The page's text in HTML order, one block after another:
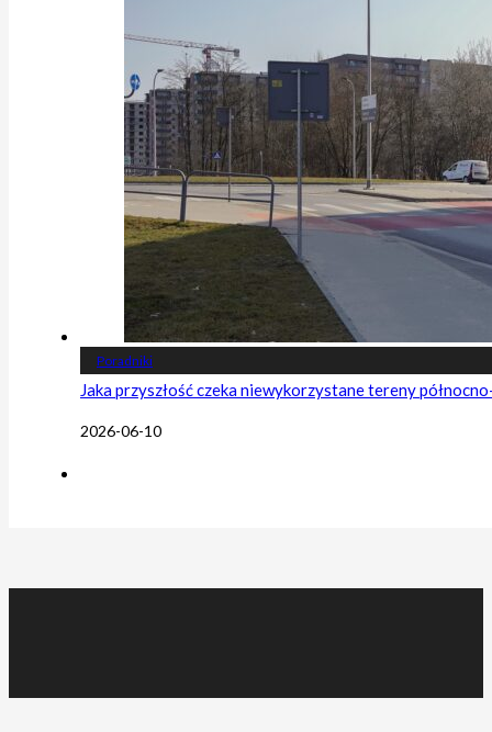
Poradniki
Jaka przyszłość czeka niewykorzystane tereny
2026-06-10